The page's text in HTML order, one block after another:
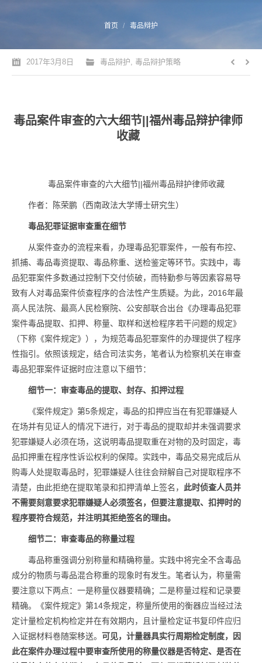
首页 毒品辩护
2017年3月8日 毒品辩护, 毒品辩护策略
毒品案件审查的六大细节||福州毒品辩护律师
收藏
毒品案件审查的六大细节||福州毒品辩护律师收藏
作者：陈荣鹏（西南政法大学博士研究生）
毒品犯罪证据审查重在细节
从案件查办的流程来看，办理毒品犯罪案件，一般有布控、
抓捕、毒品毒资提取、毒品称重、送检鉴定等环节。实践中，毒
品犯罪案件多数通过控制下交付侦破，而特勤参与等因素容易导
致有人对毒品案件侦查程序的合法性产生质疑。为此，2016年最
高人民法院、最高人民检察院、公安部联合出台《办理毒品犯罪
案件毒品提取、扣押、称量、取样和送检程序若干问题的规定》
（下称《案件规定》），为规范毒品犯罪案件的办理提供了程序
性指引。依照该规定，结合司法实务，笔者认为检察机关在审查
毒品犯罪案件证据时应注意以下细节：
细节一：审查毒品的提取、封存、扣押过程
《案件规定》第5条规定，毒品的扣押应当在有犯罪嫌疑人
在场并有见证人的情况下进行，对于毒品的提取却并未强调要求
犯罪嫌疑人必须在场，这说明毒品提取重在对物的及时固定，毒
品扣押重在程序性诉讼权利的保障。实践中，毒品交易完成后从
购毒人处提取毒品时，犯罪嫌疑人往往会辩解自己对提取程序不
清楚，由此拒绝在提取笔录和扣押清单上签名， 此时侦查人员并
不需要刻意要求犯罪嫌疑人必须签名，但要注意提取、扣押时的
程序要符合规范，并注明其拒绝签名的理由。
细节二：审查毒品的称量过程
毒品称重强调分别称量和精确称量。实践中将完全不含毒品
成分的物质与毒品混合称重的现象时有发生。笔者认为，称量需
要注意以下两点：一是称量仪器要精确；二是称量过程和记录要
精确。《案件规定》第14条规定，称量所使用的衡器应当经过法
定计量检定机构检定并在有效期内，且计量检定证书复印件应归
入证据材料卷随案移送。 可见，计量器具实行周期检定制度，因
此在案件办理过程中要审查所使用的称量仪器是否特定、是否在